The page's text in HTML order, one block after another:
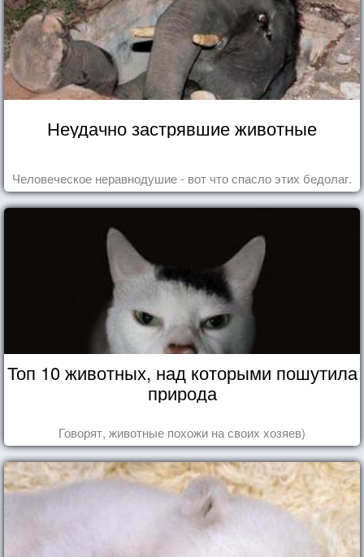
Неудачно застрявшие животные
Человеческое неравнодушие - вот что спасло этих бедолаг.
Топ 10 животных, над которыми пошутила
природа
Говорят, животные похожи на своих хозяев)